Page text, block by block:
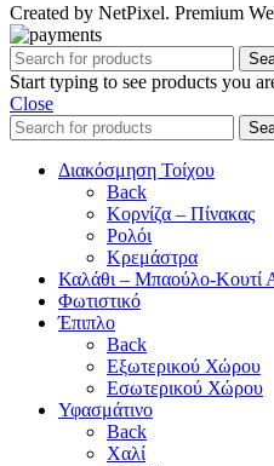
Created by NetPixel. Premium
Start typing to see products you
Close
Διακόσμηση Τοίχου
Back
Κορνίζα – Πίνακας
Ρολόι
Κρεμάστρα
Καλάθι – Μπαούλο-Κουτί
Φωτιστικό
Έπιπλο
Back
Εξωτερικού Χώρου
Εσωτερικού Χώρου
Υφασμάτινο
Back
Χαλί